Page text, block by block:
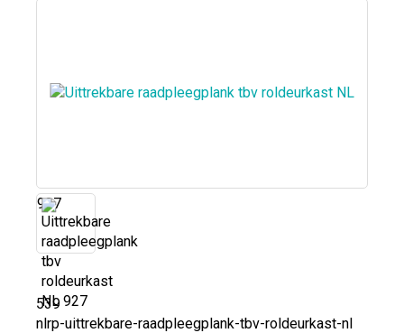
927
539
nlrp-uittrekbare-raadpleegplank-tbv-roldeurkast-nl